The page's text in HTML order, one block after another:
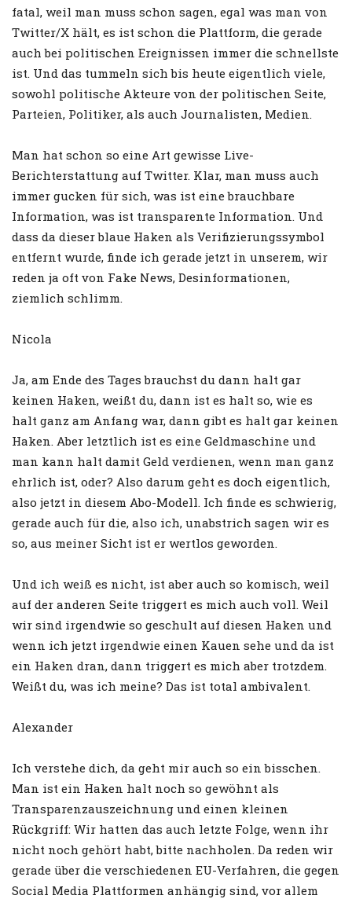
fatal, weil man muss schon sagen, egal was man von
Twitter/X hält, es ist schon die Plattform, die gerade
auch bei politischen Ereignissen immer die schnellste
ist. Und das tummeln sich bis heute eigentlich viele,
sowohl politische Akteure von der politischen Seite,
Parteien, Politiker, als auch Journalisten, Medien.
Man hat schon so eine Art gewisse Live-
Berichterstattung auf Twitter. Klar, man muss auch
immer gucken für sich, was ist eine brauchbare
Information, was ist transparente Information. Und
dass da dieser blaue Haken als Verifizierungssymbol
entfernt wurde, finde ich gerade jetzt in unserem, wir
reden ja oft von Fake News, Desinformationen,
ziemlich schlimm.
Nicola
Ja, am Ende des Tages brauchst du dann halt gar
keinen Haken, weißt du, dann ist es halt so, wie es
halt ganz am Anfang war, dann gibt es halt gar keinen
Haken. Aber letztlich ist es eine Geldmaschine und
man kann halt damit Geld verdienen, wenn man ganz
ehrlich ist, oder? Also darum geht es doch eigentlich,
also jetzt in diesem Abo-Modell. Ich finde es schwierig,
gerade auch für die, also ich, unabstrich sagen wir es
so, aus meiner Sicht ist er wertlos geworden.
Und ich weiß es nicht, ist aber auch so komisch, weil
auf der anderen Seite triggert es mich auch voll. Weil
wir sind irgendwie so geschult auf diesen Haken und
wenn ich jetzt irgendwie einen Kauen sehe und da ist
ein Haken dran, dann triggert es mich aber trotzdem.
Weißt du, was ich meine? Das ist total ambivalent.
Alexander
Ich verstehe dich, da geht mir auch so ein bisschen.
Man ist ein Haken halt noch so gewöhnt als
Transparenzauszeichnung und einen kleinen
Rückgriff: Wir hatten das auch letzte Folge, wenn ihr
nicht noch gehört habt, bitte nachholen. Da reden wir
gerade über die verschiedenen EU-Verfahren, die gegen
Social Media Plattformen anhängig sind, vor allem